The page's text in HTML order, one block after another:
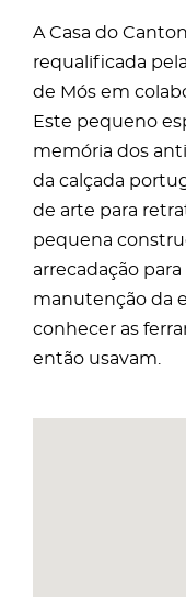
A Casa do
requalificada
de Mós em
Este pequeno
memória dos
da calçada
de arte para
pequena
arrecadação
manutenção da
conhecer as
então usavam.